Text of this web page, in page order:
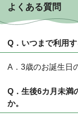
よくある質問
Q．いつまで利用
A．3歳のお誕生日
Q．生後6カ月未満
か。